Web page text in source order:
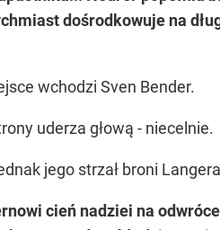
dośrodkowuje na
wchodzi Sven Bender.
uderza głową - niecelnie.
jego strzał broni
cień nadziei na